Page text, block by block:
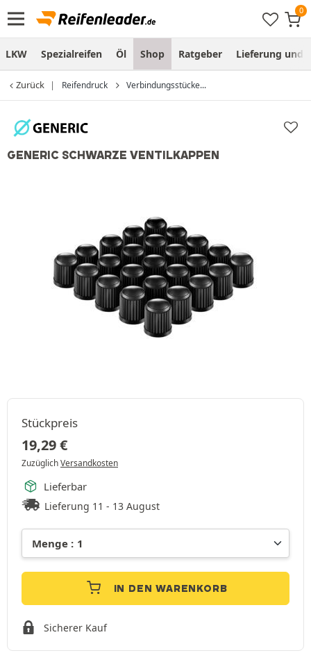
LKW Spezialreifen Öl Shop Ratgeber Lieferung und
Zurück Reifendruck Verbindungsstücke...
GENERIC SCHWARZE VENTILKAPPEN
Stückpreis
19,29€
ZuzüglichVersandkosten
Lieferbar
Lieferung 11 - 13 August
IN DEN WARENKORB
Sicherer Kauf